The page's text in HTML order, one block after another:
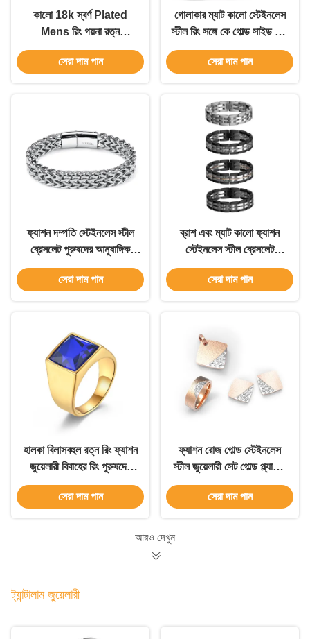
কালো 18k স্বর্ণ Plated
Mens রিং গয়না রত্ন
স্টেইনলেস স্টীল পুরুষ রিং কাস্টম
সেরা দাম পান
গোলাকার ম্যাট কালো স্টেইনলেস
স্টীল রিং সঙ্গে কে গোল্ড সাইড সেট
জিরকন দম্পতি রিং
সেরা দাম পান
ফ্যাশন দম্পতি স্টেইনলেস স্টীল
ব্রেসলেট পুরুষদের আনুষাঙ্গিক
শক্তিশালী Keel ব্রেসলেট
সেরা দাম পান
ব্রাশ এবং ম্যাট কালো ফ্যাশন
স্টেইনলেস স্টীল ব্রেসলেট
সিলভার ঘড়ি ব্যান্ড ব্রেসলেট সঙ্গে
সেরা দাম পান
হালকা বিলাসবহুল রত্ন রিং ফ্যাশন
জুয়েলারী বিবাহের রিং পুরুষদের
জন্য
সেরা দাম পান
ফ্যাশন রোজ গোল্ড স্টেইনলেস
স্টীল জুয়েলারী সেট গোল্ড প্ল্যাটেড
রিং এবং দুল সেট
সেরা দাম পান
আরও দেখুন
ট্যান্টালাম জুয়েলারী